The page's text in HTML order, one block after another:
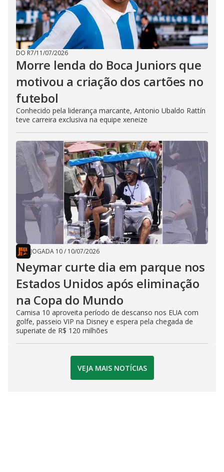
DO R7/11/07/2026
Morre lenda do Boca Juniors que
motivou a criação dos cartões no
futebol
Conhecido pela liderança marcante, Antonio Ubaldo Rattín
teve carreira exclusiva na equipe xeneize
JOGADA 10/ 10/07/2026
Neymar curte dia em parque nos
Estados Unidos após eliminação
na Copa do Mundo
Camisa 10 aproveita período de descanso nos EUA com
golfe, passeio VIP na Disney e espera pela chegada de
superiate de R$ 120 milhões
VEJA MAIS NOTÍCIAS